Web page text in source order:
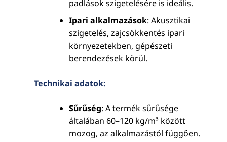
padlások szigetelésére is ideális.
Ipari alkalmazások: Akusztikai
szigetelés, zajcsökkentés ipari
környezetekben, gépészeti
berendezések körül.
Technikai adatok:
Sűrűség: A termék sűrűsége
általában 60–120 kg/m³ között
mozog, az alkalmazástól függően.